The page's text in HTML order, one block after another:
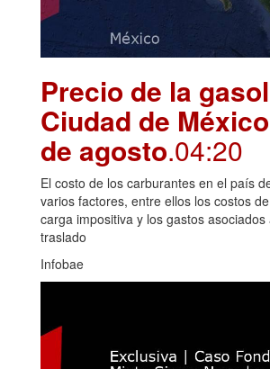
Precio de la
Ciudad de
de agosto.04:20
El costo de los carburantes en el país
varios factores, entre ellos los costos
carga impositiva y los gastos
traslado
Infobae